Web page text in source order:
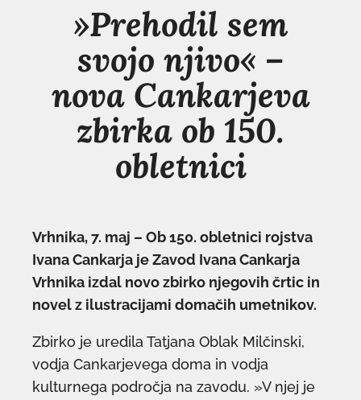
»Prehodil sem
svojo njivo« –
nova Cankarjeva
zbirka ob 150.
obletnici
Vrhnika, 7. maj – Ob 150. obletnici rojstva
Ivana Cankarja je Zavod Ivana Cankarja
Vrhnika izdal novo zbirko njegovih črtic in
novel z ilustracijami domačih umetnikov.
Zbirko je uredila Tatjana Oblak Milčinski,
vodja Cankarjevega doma in vodja
kulturnega področja na zavodu. »V njej je